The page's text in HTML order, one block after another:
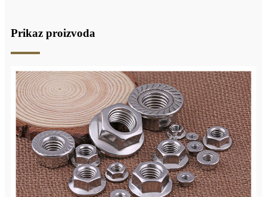
Prikaz proizvoda